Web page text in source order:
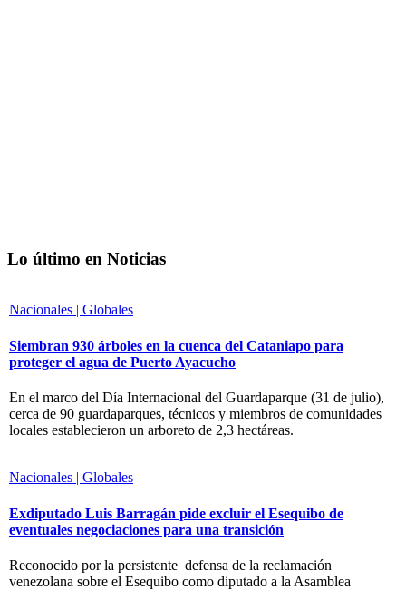
Lo último en Noticias
Nacionales | Globales
Siembran 930 árboles en la cuenca del Cataniapo para
proteger el agua de Puerto Ayacucho
En el marco del Día Internacional del Guardaparque (31 de julio),
cerca de 90 guardaparques, técnicos y miembros de comunidades
locales establecieron un arboreto de 2,3 hectáreas.
Nacionales | Globales
Exdiputado Luis Barragán pide excluir el Esequibo de
eventuales negociaciones para una transición
Reconocido por la persistente defensa de la reclamación
venezolana sobre el Esequibo como diputado a la Asamblea